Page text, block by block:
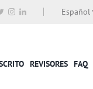
Español
REVISORES FAQ